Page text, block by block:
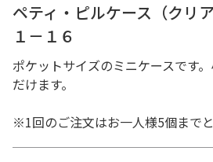
ペティ・ピルケース（クリ
１－１６
ポケットサイズのミニケースです
だけます。
※1回のご注文はお一人様5個まで